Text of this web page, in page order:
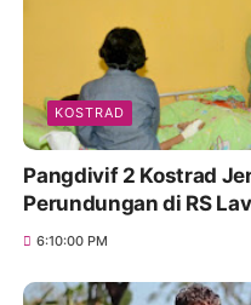
KOSTRAD
Pangdivif 2 Kostrad
Perundungan di RS
6:10:00 PM